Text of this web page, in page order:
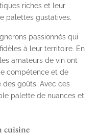
riches et leur
palettes gustatives.
passionnés qui
à leur territoire. En
amateurs de vin ont
compétence et de
des goûts. Avec ces
palette de nuances et
cuisine